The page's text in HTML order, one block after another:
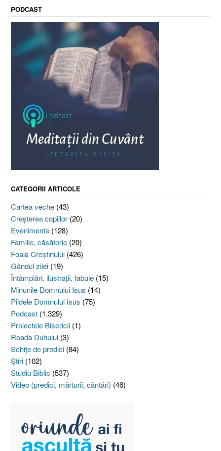
PODCAST
CATEGORII ARTICOLE
Cartea veche (43)
Creşterea copiilor (20)
Evenimente (128)
Familie, căsătorie (20)
Foaia Creştinului (426)
Gândul zilei (19)
Întâmplări, ilustraţii, fabule (15)
Minunile Domnului Isus (14)
Pildele Domnului Isus (75)
Podcast (1.329)
Proiectele Bisericii (1)
Roada Duhului (3)
Schiţe de predici (84)
Ştiri (102)
Studiu Biblic (537)
Video (predici, mărturii, cântări) (46)